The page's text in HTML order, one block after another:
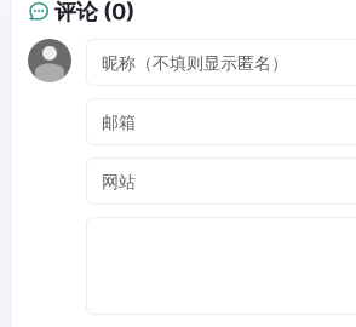
评论 (0)